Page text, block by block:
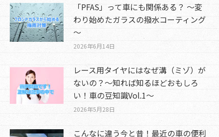
「PFAS」って車にも関係ある？ ～変
わり始めたガラスの撥水コーティング
～
2026年6月14日
レース用タイヤにはなぜ溝（ミゾ）が
ないの？～知れば知るほどおもしろ
い！車の豆知識Vol.1～
2026年5月28日
こんなに違う今と昔！最近の車の便利